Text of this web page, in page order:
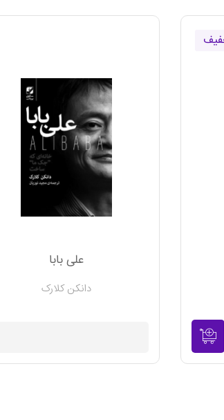
علی بابا
دانکن کلارک